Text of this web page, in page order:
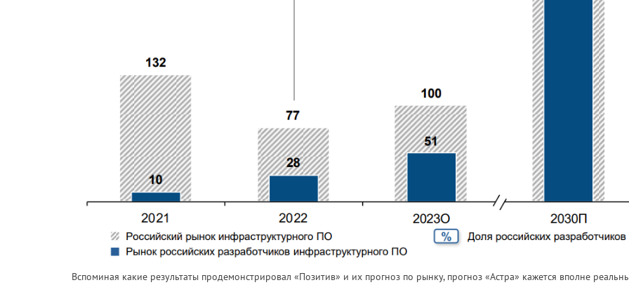
Вспоминая какие результаты продемонстрировал «Позитив» и их прогноз по рынку, прогноз «Астра» кажется вполне